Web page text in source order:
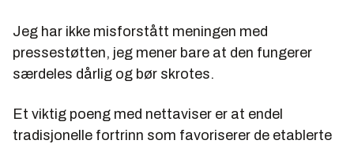
Jeg har ikke misforstått meningen med
pressestøtten, jeg mener bare at den fungerer
særdeles dårlig og bør skrotes.
Et viktig poeng med nettaviser er at endel
tradisjonelle fortrinn som favoriserer de etablerte